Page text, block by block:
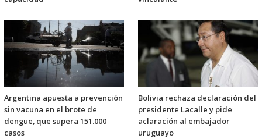
Argentina apuesta a prevención
sin vacuna en el brote de
dengue, que supera 151.000
casos
Bolivia rechaza declaración del
presidente Lacalle y pide
aclaración al embajador
uruguayo